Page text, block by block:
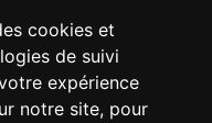
cookies et
de suivi
expérience
notre site, pour
ou manquante